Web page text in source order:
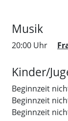
Musik
20:00 Uhr
Kinder/
Beginnzeit
Beginnzeit
Beginnzeit